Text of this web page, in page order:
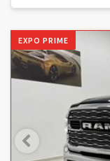
EXPO PRIME